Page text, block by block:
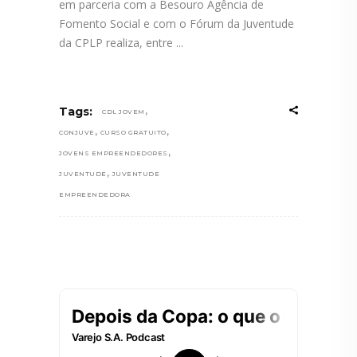
em parceria com a Besouro Agência de
Fomento Social e com o Fórum da Juventude
da CPLP realiza, entre
Tags: CDL JOVEM ,
CONJUVE , CURSO GRATUITO ,
JOVENS EMPREENDEDORES ,
JUVENTUDE , JUVENTUDE
EMPREENDEDORA